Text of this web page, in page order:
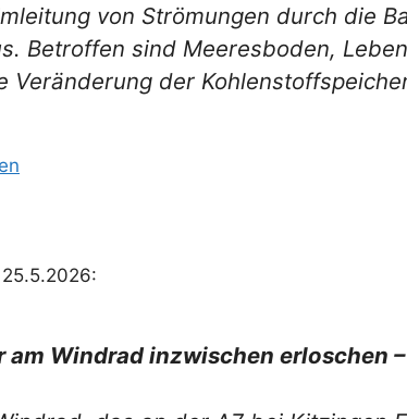
von Strömungen durch die
Betroffen sind Meeresboden,
Veränderung der
am Windrad inzwischen erloschen